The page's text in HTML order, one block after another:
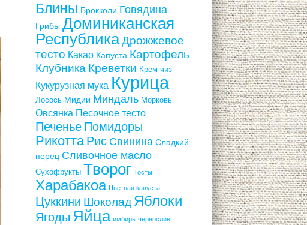
Блины Брокколи Говядина
Грибы Доминиканская
РеспубликаДрожжевое
тесто Какао Капуста Картофель
Клубника Креветки Крем-чиз
Кукурузная мука Курица
Лосось Мидии Миндаль Морковь
Овсянка Песочное тесто
Печенье Помидоры
Рикотта Рис Свинина Сладкий
перец Сливочное масло
Сухофрукты Творог Тосты
Харабакоа Цветная капуста
Цуккини Шоколад Яблоки
Ягоды Яйца имбирь чернослив